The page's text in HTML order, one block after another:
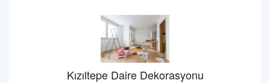
Kızıltepe Daire Dekorasyonu